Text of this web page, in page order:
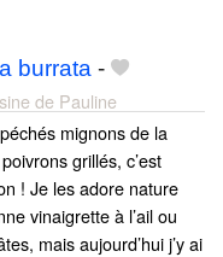
burrata -
de Pauline
mignons de la
grillés, c’est
! Je les adore nature
vinaigrette à l’ail ou
mais aujourd’hui j’y ai